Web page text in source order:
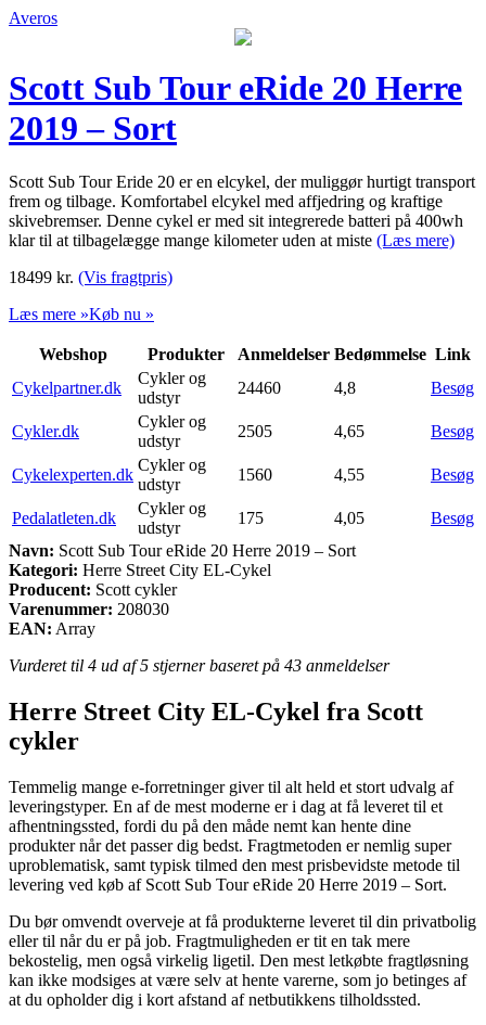
Averos
Scott Sub Tour eRide 20 Herre
2019 – Sort
Scott Sub Tour Eride 20 er en elcykel, der muliggør hurtigt transport
frem og tilbage. Komfortabel elcykel med affjedring og kraftige
skivebremser. Denne cykel er med sit integrerede batteri på 400wh
klar til at tilbagelægge mange kilometer uden at miste (Læs mere)
18499 kr. (Vis fragtpris)
Læs mere »Køb nu »
Webshop Produkter Anmeldelser Bedømmelse Link
Cykelpartner.dk
Cykler og
udstyr
24460 4,8 Besøg
Cykler.dk
Cykler og
udstyr
2505 4,65 Besøg
Cykelexperten.dk
Cykler og
udstyr
1560 4,55 Besøg
Pedalatleten.dk
Cykler og
udstyr
175 4,05
Besøg
Navn: Scott Sub Tour eRide 20 Herre 2019 – Sort
Kategori: Herre Street City EL-Cykel
Producent: Scott cykler
Varenummer: 208030
EAN: Array
Vurderet til 4 ud af 5 stjerner baseret på 43 anmeldelser
Herre Street City EL-Cykel fra Scott
cykler
Temmelig mange e-forretninger giver til alt held et stort udvalg af
leveringstyper. En af de mest moderne er i dag at få leveret til et
afhentningssted, fordi du på den måde nemt kan hente dine
produkter når det passer dig bedst. Fragtmetoden er nemlig super
uproblematisk, samt typisk tilmed den mest prisbevidste metode til
levering ved køb af Scott Sub Tour eRide 20 Herre 2019 – Sort.
Du bør omvendt overveje at få produkterne leveret til din privatbolig
eller til når du er på job. Fragtmuligheden er tit en tak mere
bekostelig, men også virkelig ligetil. Den mest letkøbte fragtløsning
kan ikke modsiges at være selv at hente varerne, som jo betinges af
at du opholder dig i kort afstand af netbutikkens tilholdssted.